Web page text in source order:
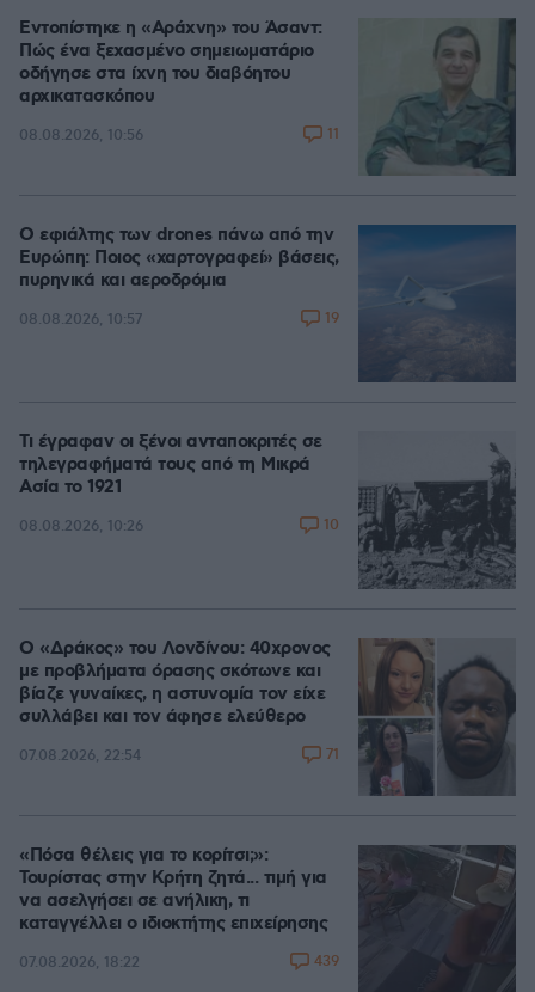
Εντοπίστηκε η «Αράχνη» του Άσαντ:
Πώς ένα ξεχασμένο σημειωματάριο
οδήγησε στα ίχνη του διαβόητου
αρχικατασκόπου
08.08.2026, 10:56 11
Ο εφιάλτης των drones πάνω από την
Ευρώπη: Ποιος «χαρτογραφεί» βάσεις,
πυρηνικά και αεροδρόμια
08.08.2026, 10:57 19
Τι έγραφαν οι ξένοι ανταποκριτές σε
τηλεγραφήματά τους από τη Μικρά
Ασία το 1921
08.08.2026, 10:26 10
Ο «Δράκος» του Λονδίνου: 40χρονος
με προβλήματα όρασης σκότωνε και
βίαζε γυναίκες, η αστυνομία τον είχε
συλλάβει και τον άφησε ελεύθερο
07.08.2026, 22:54 71
«Πόσα θέλεις για το κορίτσι;»:
Τουρίστας στην Κρήτη ζητά... τιμή για
να ασελγήσει σε ανήλικη, τι
καταγγέλλει ο ιδιοκτήτης επιχείρησης
07.08.2026, 18:22 439